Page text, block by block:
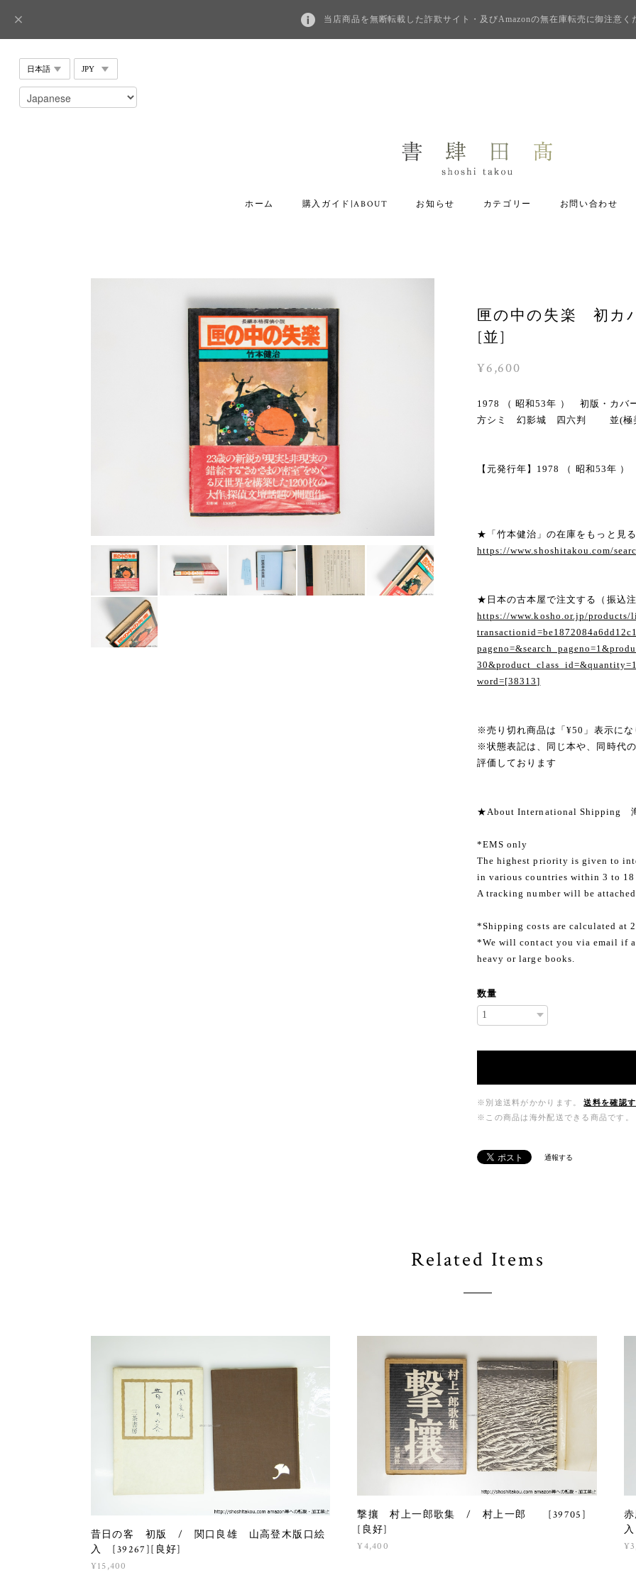
当店商品を無断転載した詐欺サイト・及びAmazonの無在庫転売に御注意く
ホーム 購入ガイド|ABOUT お知らせ カテゴリー お問い合わせ
匣の中の失楽 初
[並]
¥6,600
1978 （ 昭和53年 ） 初版・カ
方シミ 幻影城 四六判 並(極美
【元発行年】1978 （ 昭和53年 ）
★「竹本健治」の在庫をもっと見る
https://www.shoshitakou.com/
★日本の古本屋で注文する（振込
https://www.kosho.or.jp/products/
word=[38313]
※売り切れ商品は「¥50」表示にな
※状態表記は、同じ本や、同時代
評価しております
★About International Shipping
*EMS only
The highest priority is given to
in various countries within 3 to 18
A tracking number will be attached.
*Shipping costs are calculated at
*We will contact you via email if
heavy or large books.
数量
※別途送料がかかります。
送料を確認す
※この商品は海外配送できる商品です。
通報する
Related Items
昔日の客 初版 / 関口良雄 山高登木版口絵
入 [39267][良好]
¥15,400
撃攘 村上一郎歌集 / 村上一郎 [39705]
[良好]
¥4,400